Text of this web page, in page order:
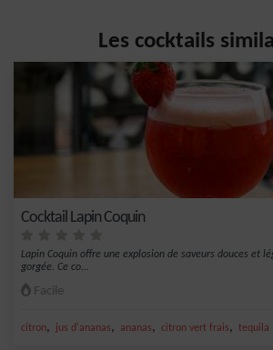
Les cocktails
Cocktail Lapin Coquin
Lapin Coquin offre une explosion de saveurs douces et
gorgée. Ce co...
Facile
citron, jus d'ananas, ananas, citron vert frais, tequila